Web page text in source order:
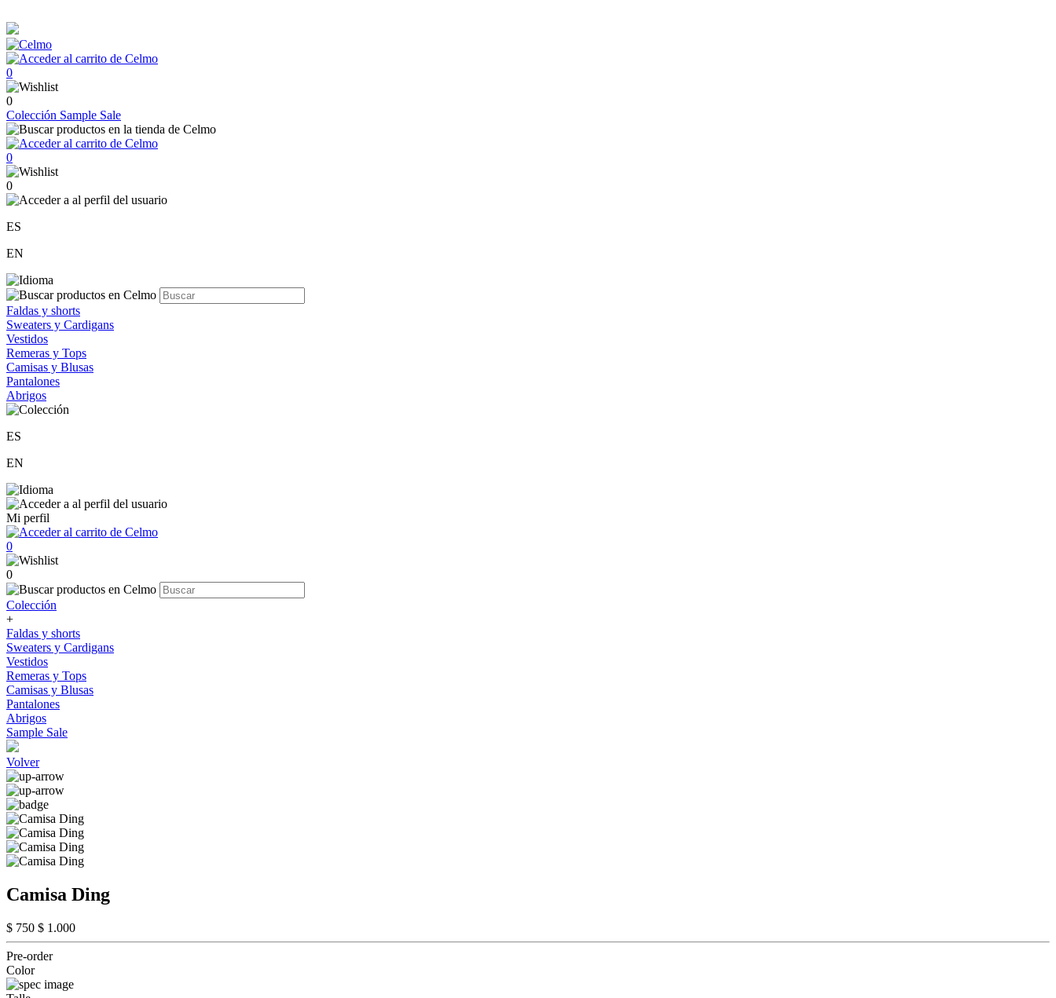
0
0
Colección Sample Sale
0
0
ES
EN
Faldas y shorts
Sweaters y Cardigans
Vestidos
Remeras y Tops
Camisas y Blusas
Pantalones
Abrigos
ES
EN
Mi perfil
0
0
Colección
+
Faldas y shorts
Sweaters y Cardigans
Vestidos
Remeras y Tops
Camisas y Blusas
Pantalones
Abrigos
Sample Sale
Volver
Camisa Ding
$ 750 $ 1.000
Pre-order
Color